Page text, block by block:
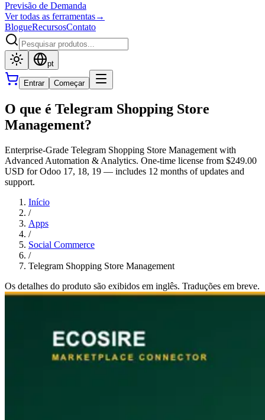
Previsão de Demanda
Ver todas as ferramentas→
BlogueRecursosContato
pt
Entrar Começar
O que é Telegram Shopping Store
Management?
Enterprise-Grade Telegram Shopping Store Management with
Advanced Automation & Analytics. One-time license from $249.00
USD for Odoo 17, 18, 19 — includes 12 months of updates and
support.
Início
/
Apps
/
Social Commerce
/
Telegram Shopping Store Management
Os detalhes do produto são exibidos em inglês. Traduções em breve.